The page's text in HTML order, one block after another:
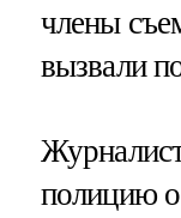
члены
вызвали
полицию